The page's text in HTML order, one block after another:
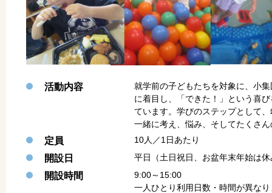
活動内容
就学前の子どもたちを対象に、小
に着目し、「できた！」という喜
ています。学びのステップとして
一緒に考え、悩み、そしてたくさ
定員 10人／1日あたり
開設日 平日（土日祝日、お盆年末年始は休
開設時間
9:00～15:00
一人ひとり利用日数・時間が異なり